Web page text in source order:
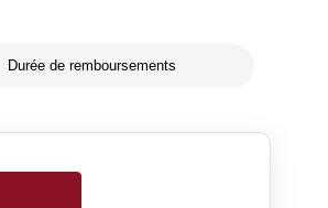
Durée de remboursements